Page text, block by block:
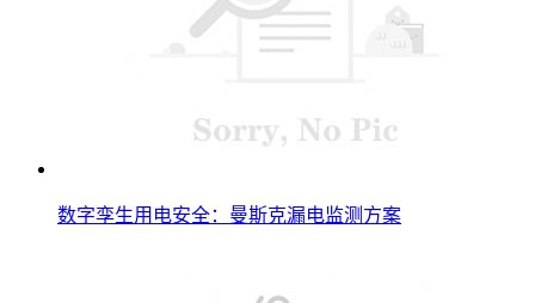
数字孪生用电安全：曼斯克漏电监测方案